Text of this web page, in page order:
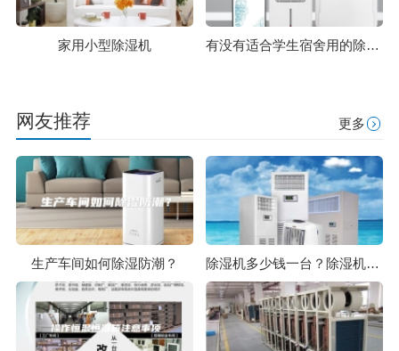
家用小型除湿机 有没有适合学生宿舍用的除湿机推荐？
网友推荐 更多
生产车间如何除湿防潮？ 除湿机多少钱一台？除湿机价格差异解析